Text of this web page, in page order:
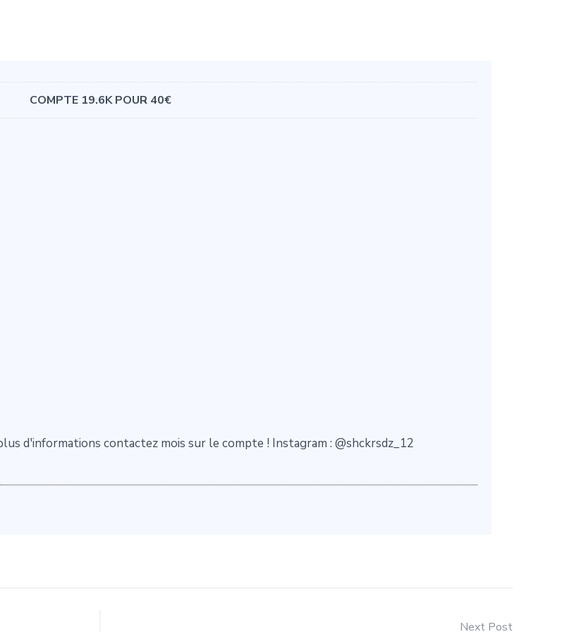
COMPTE 19.6K POUR 40€
d'informations contactez mois sur le compte ! Instagram : @shckrsdz_12
Next Post